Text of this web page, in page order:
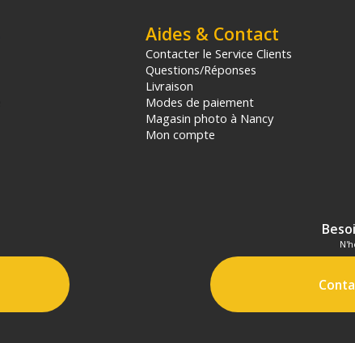
Aides & Contact
Contacter le Service Clients
Questions/Réponses
Livraison
Modes de paiement
Magasin photo à Nancy
Mon compte